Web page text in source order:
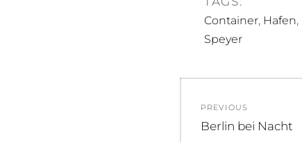
Container, Hafen,
Speyer
PREVIOUS
Previous
Berlin bei Nacht